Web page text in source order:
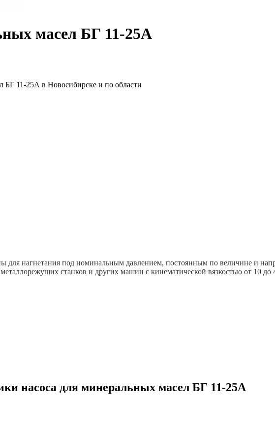
масел БГ 11-25А
для нагнетания под номинальным давлением, постоянным по величине и
станков и других машин с кинематической вязкостью от 10
насоса для минеральных масел БГ 11-25А